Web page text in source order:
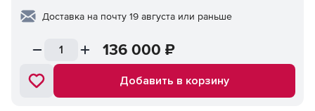
Доставка на почту 19 августа или раньше
136 000 ₽
Добавить в корзину